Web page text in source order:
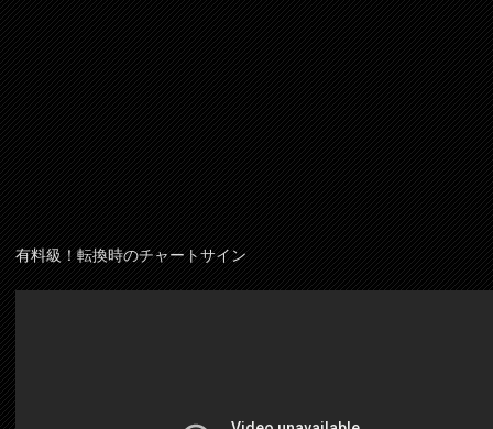
有料級！転換時のチャートサイン